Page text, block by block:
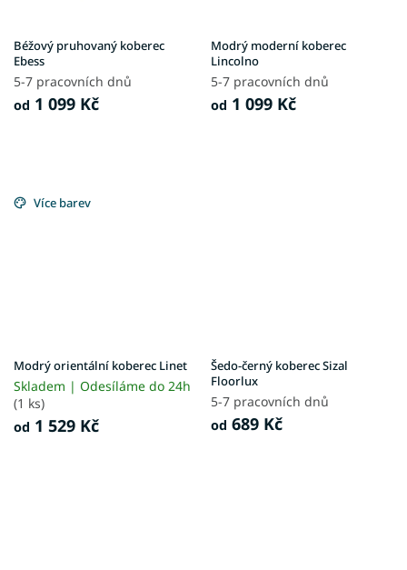
Béžový pruhovaný koberec
Ebess
5-7 pracovních dnů
od 1 099 Kč
Modrý moderní koberec
Lincolno
5-7 pracovních dnů
od 1 099 Kč
Více barev
Modrý orientální koberec Linet
Skladem | Odesíláme do 24h
(1 ks)
od 1 529 Kč
Šedo-černý koberec Sizal
Floorlux
5-7 pracovních dnů
od 689 Kč